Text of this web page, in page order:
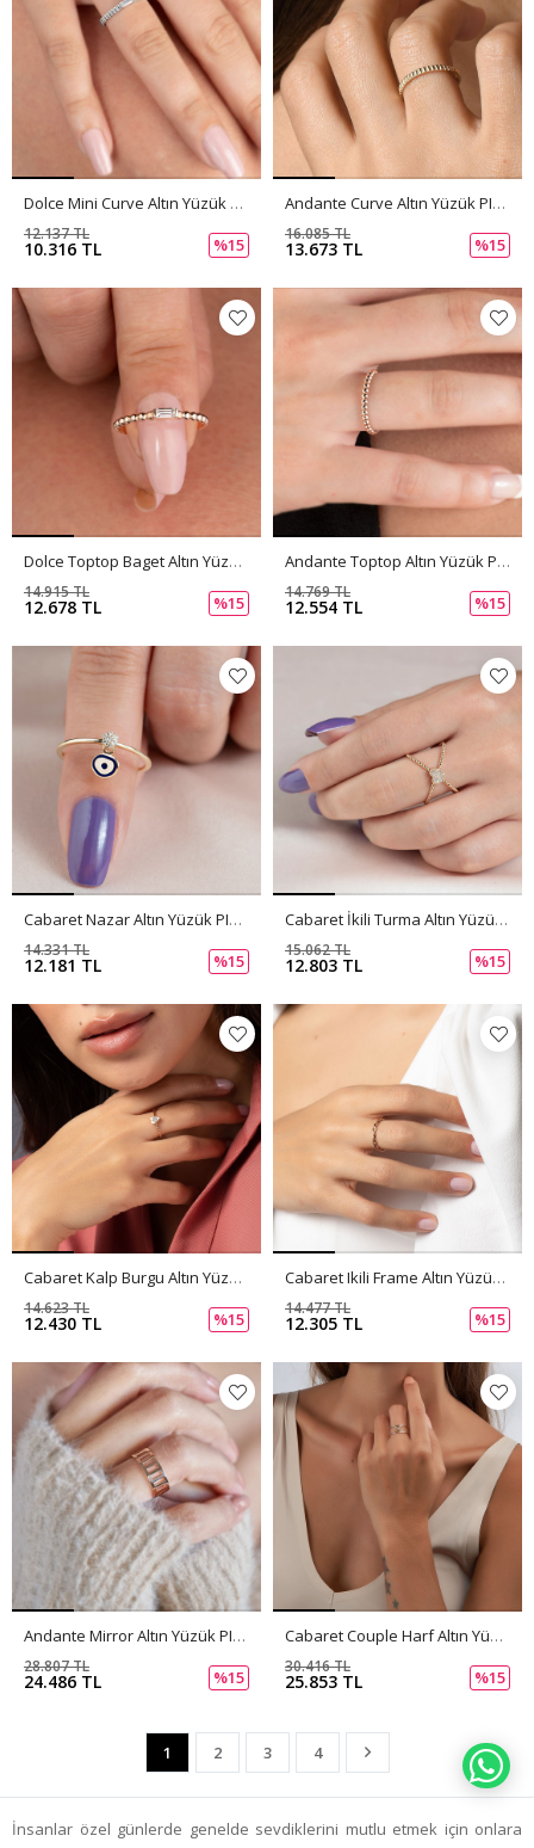
Dolce Mini Curve Altın Yüzük PI0224
10.316 TL
12.137 TL
%15
Andante Curve Altın Yüzük PI0223
13.673 TL
16.085 TL
%15
Dolce Toptop Baget Altın Yüzük PI0222
12.678 TL
14.915 TL
%15
Andante Toptop Altın Yüzük PI0221
12.554 TL
14.769 TL
%15
Cabaret Nazar Altın Yüzük PI0220
12.181 TL
14.331 TL
%15
Cabaret İkili Turma Altın Yüzük PI0219
12.803 TL
15.062 TL
%15
Cabaret Kalp Burgu Altın Yüzük PI0218
12.430 TL
14.623 TL
%15
Cabaret Ikili Frame Altın Yüzük PI0217
12.305 TL
14.477 TL
%15
Andante Mirror Altın Yüzük PI0216
24.486 TL
28.807 TL
%15
Cabaret Couple Harf Altın Yüzük PI0215
25.853 TL
30.416 TL
%15
1 2 3 4
İnsanlar özel günlerde genelde sevdiklerini mutlu etmek için onlara